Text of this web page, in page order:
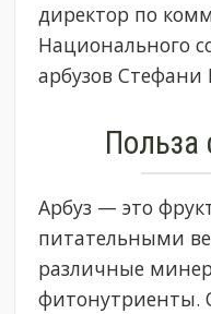
директор по
Национального
арбузов Стефани
Польза
Арбуз — это
питательными
различные
фитонутриенты.